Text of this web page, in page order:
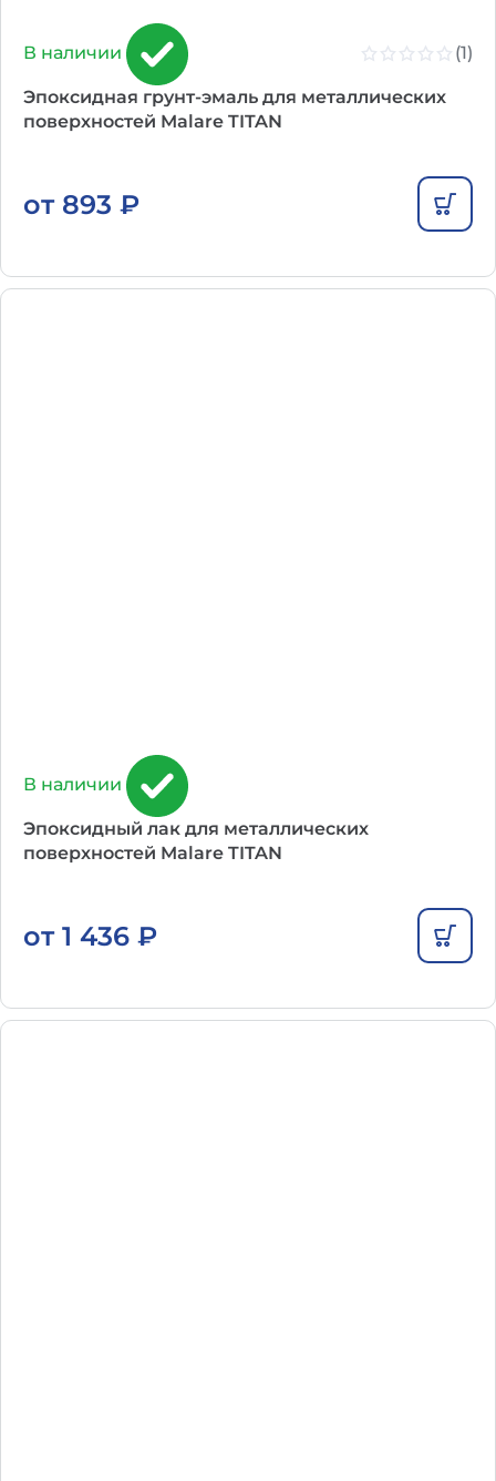
В наличии (1)
Эпоксидная грунт-эмаль для металлических
поверхностей Malare TITAN
от 893 ₽
В наличии
Эпоксидный лак для металлических
поверхностей Malare TITAN
от 1 436 ₽